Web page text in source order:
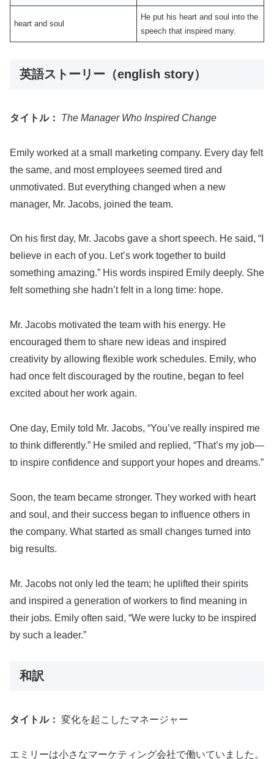
heart and soul
He put his heart and soul into the
speech that inspired many.
英語ストーリー（english story）
タイトル： The Manager Who Inspired Change
Emily worked at a small marketing company. Every day felt
the same, and most employees seemed tired and
unmotivated. But everything changed when a new
manager, Mr. Jacobs, joined the team.
On his first day, Mr. Jacobs gave a short speech. He said, “I
believe in each of you. Let’s work together to build
something amazing.” His words inspired Emily deeply. She
felt something she hadn’t felt in a long time: hope.
Mr. Jacobs motivated the team with his energy. He
encouraged them to share new ideas and inspired
creativity by allowing flexible work schedules. Emily, who
had once felt discouraged by the routine, began to feel
excited about her work again.
One day, Emily told Mr. Jacobs, “You’ve really inspired me
to think differently.” He smiled and replied, “That’s my job—
to inspire confidence and support your hopes and dreams.”
Soon, the team became stronger. They worked with heart
and soul, and their success began to influence others in
the company. What started as small changes turned into
big results.
Mr. Jacobs not only led the team; he uplifted their spirits
and inspired a generation of workers to find meaning in
their jobs. Emily often said, “We were lucky to be inspired
by such a leader.”
和訳
タイトル： 変化を起こしたマネージャー
エミリーは小さなマーケティング会社で働いていました。